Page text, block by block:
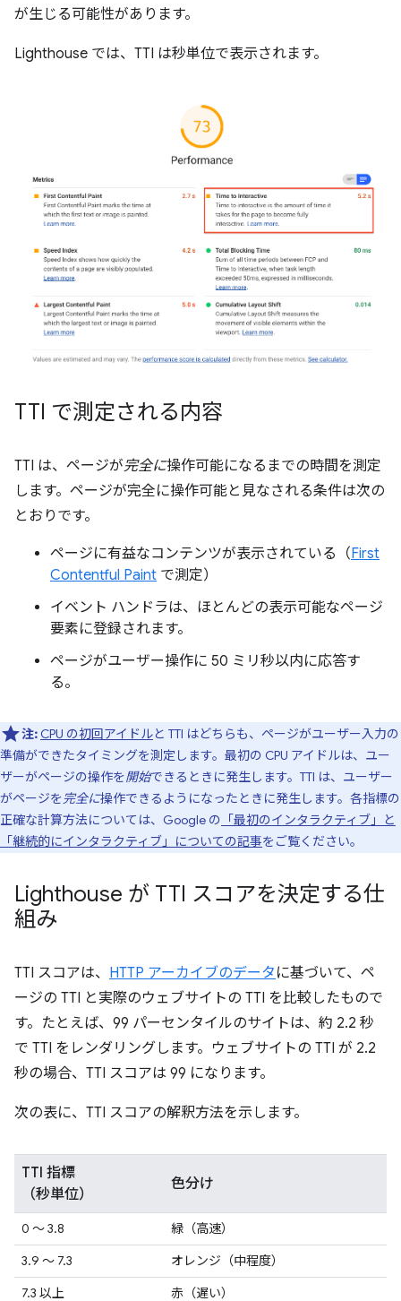
が生じる可能性があります。
Lighthouse では、TTI は秒単位で表示されます。
TTI で測定される内容
TTI は、ページが完全に操作可能になるまでの時間を測定
します。ページが完全に操作可能と見なされる条件は次の
とおりです。
ページに有益なコンテンツが表示されている（First
Contentful Paint で測定）
イベント ハンドラは、ほとんどの表示可能なページ
要素に登録されます。
ページがユーザー操作に 50 ミリ秒以内に応答す
る。
注: CPU の初回アイドルと TTI はどちらも、ページがユーザー入力の
準備ができたタイミングを測定します。最初の CPU アイドルは、ユー
ザーがページの操作を開始できるときに発生します。TTI は、ユーザー
がページを完全に操作できるようになったときに発生します。各指標の
正確な計算方法については、Google の
「最初のインタラクティブ」と
「継続的にインタラクティブ」についての記事をご覧ください。
Lighthouse が TTI スコアを決定する仕
組み
TTI スコアは、 HTTP アーカイブのデータ に基づいて、ペ
ージの TTI と実際のウェブサイトの TTI を比較したもので
す。たとえば、99 パーセンタイルのサイトは、約 2.2 秒
で TTI をレンダリングします。ウェブサイトの TTI が 2.2
秒の場合、TTI スコアは 99 になります。
次の表に、TTI スコアの解釈方法を示します。
TTI 指標
（秒単位）
色分け
0 ～ 3.8
緑（高速）
3.9 ～ 7.3
オレンジ（中程度）
7.3 以上
赤（遅い）